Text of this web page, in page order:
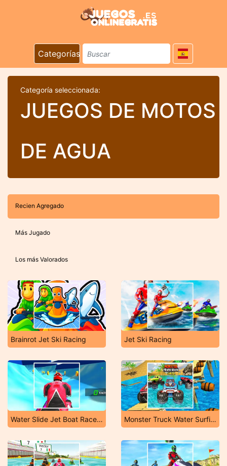
Categorías
Categoría seleccionada:
JUEGOS DE MOTOS
DE AGUA
Recien Agregado
Más Jugado
Los más Valorados
Brainrot Jet Ski Racing Jet Ski Racing
Water Slide Jet Boat Race 3D Monster Truck Water Surfing: Truck Racing Games